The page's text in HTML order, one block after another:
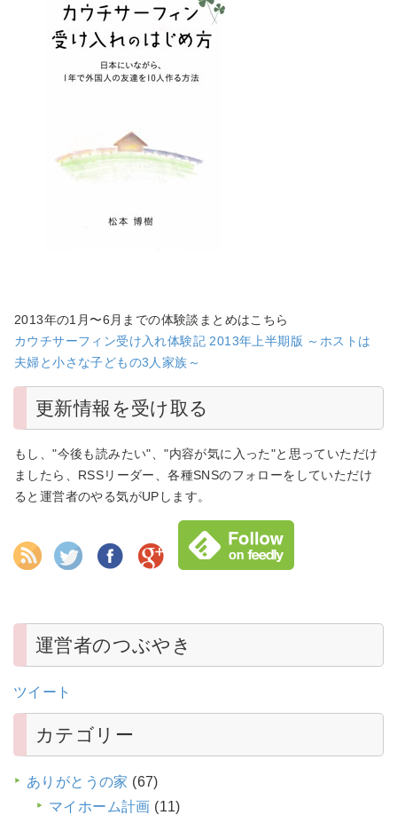
2013年の1月〜6月までの体験談まとめはこちら
カウチサーフィン受け入れ体験記 2013年上半期版 ～ホストは
夫婦と小さな子どもの3人家族～
更新情報を受け取る
もし、"今後も読みたい"、"内容が気に入った"と思っていただけ
ましたら、RSSリーダー、各種SNSのフォローをしていただけ
ると運営者のやる気がUPします。
運営者のつぶやき
ツイート
カテゴリー
ありがとうの家 (67)
マイホーム計画 (11)